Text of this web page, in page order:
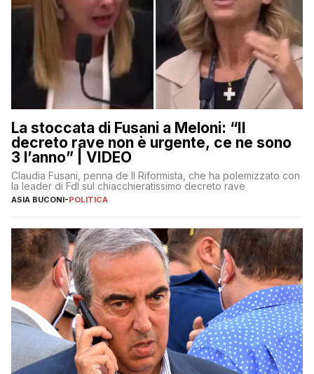
La stoccata di Fusani a Meloni: “Il
decreto rave non è urgente, ce ne sono
3 l’anno” | VIDEO
Claudia Fusani, penna de Il Riformista, che ha polemizzato con
la leader di FdI sul chiacchieratissimo decreto rave
ASIA BUCONI-POLITICA